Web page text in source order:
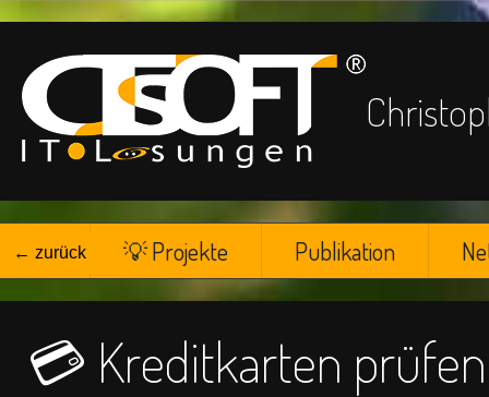
← zurück
☁ 💡 Projekte Publikation
💳 Kreditkarten